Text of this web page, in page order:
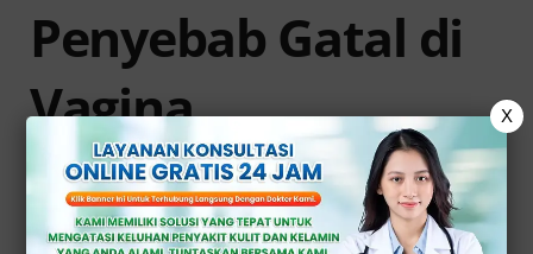
Penyebab Gatal di
Vagina
Pada waktu gatal di vagina
penyebabnya adalah banyak faktor,
X